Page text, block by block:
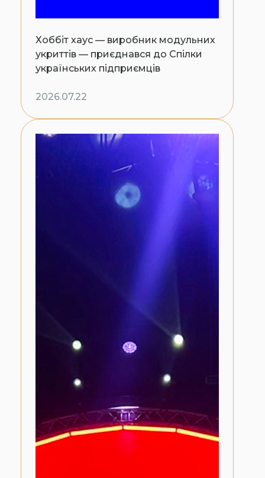
Хоббіт хаус — виробник модульних
укриттів — приєднався до Спілки
українських підприємців
2026.07.22